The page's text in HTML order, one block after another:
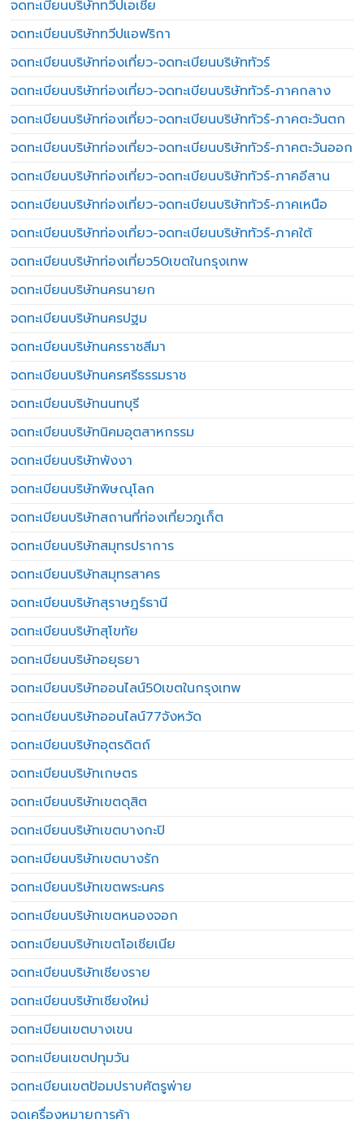
จดทะเบียนบริษัททวีปเอเชีย
จดทะเบียนบริษัททวีปแอฟริกา
จดทะเบียนบริษัทท่องเที่ยว-จดทะเบียนบริษัททัวร์
จดทะเบียนบริษัทท่องเที่ยว-จดทะเบียนบริษัททัวร์-ภาคกลาง
จดทะเบียนบริษัทท่องเที่ยว-จดทะเบียนบริษัททัวร์-ภาคตะวันตก
จดทะเบียนบริษัทท่องเที่ยว-จดทะเบียนบริษัททัวร์-ภาคตะวันออก
จดทะเบียนบริษัทท่องเที่ยว-จดทะเบียนบริษัททัวร์-ภาคอีสาน
จดทะเบียนบริษัทท่องเที่ยว-จดทะเบียนบริษัททัวร์-ภาคเหนือ
จดทะเบียนบริษัทท่องเที่ยว-จดทะเบียนบริษัททัวร์-ภาคใต้
จดทะเบียนบริษัทท่องเที่ยว50เขตในกรุงเทพ
จดทะเบียนบริษัทนครนายก
จดทะเบียนบริษัทนครปฐม
จดทะเบียนบริษัทนครราชสีมา
จดทะเบียนบริษัทนครศรีธรรมราช
จดทะเบียนบริษัทนนทบุรี
จดทะเบียนบริษัทนิคมอุตสาหกรรม
จดทะเบียนบริษัทพังงา
จดทะเบียนบริษัทพิษณุโลก
จดทะเบียนบริษัทสถานที่ท่องเที่ยวภูเก็ต
จดทะเบียนบริษัทสมุทรปราการ
จดทะเบียนบริษัทสมุทรสาคร
จดทะเบียนบริษัทสุราษฎร์ธานี
จดทะเบียนบริษัทสุโขทัย
จดทะเบียนบริษัทอยุธยา
จดทะเบียนบริษัทออนไลน์50เขตในกรุงเทพ
จดทะเบียนบริษัทออนไลน์77จังหวัด
จดทะเบียนบริษัทอุตรดิตถ์
จดทะเบียนบริษัทเกษตร
จดทะเบียนบริษัทเขตดุสิต
จดทะเบียนบริษัทเขตบางกะปิ
จดทะเบียนบริษัทเขตบางรัก
จดทะเบียนบริษัทเขตพระนคร
จดทะเบียนบริษัทเขตหนองจอก
จดทะเบียนบริษัทเขตโอเชียเนีย
จดทะเบียนบริษัทเชียงราย
จดทะเบียนบริษัทเชียงใหม่
จดทะเบียนเขตบางเขน
จดทะเบียนเขตปทุมวัน
จดทะเบียนเขตป้อมปราบศัตรูพ่าย
จดเครื่องหมายการค้า